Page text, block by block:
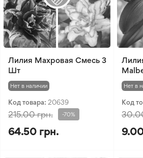
Лилия Махровая Смесь 3
Шт
Нет в наличии
Код товара: 20639
215.00 грн. -70%
64.50 грн.
Нет в
Код